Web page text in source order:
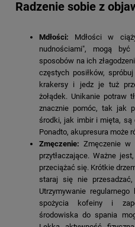
Radzenie sobie z
Mdłości: Mdłości w
nudnościami", mogą
sposobów na ich
częstych posiłków,
krakersy i jedz je tuż
żołądek. Unikanie potraw
znacznie pomóc, tak jak
środki, jak imbir i mięta, są
Ponadto, akupresura może
Zmęczenie:Zmęczenie w
przytłaczające. Ważne
przeciążać się. Krótkie
staraj się nie
Utrzymywanie
spożycia kofeiny i
środowiska do spania